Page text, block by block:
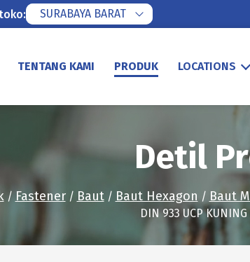
SURABAYA BARAT
TENTANG KAMI PRODUK LOCATIONS
Detil
/ Fastener/ Baut/ Baut Hexagon / Baut
DIN 933 UCP KUNING